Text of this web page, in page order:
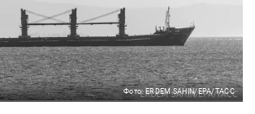
Фото: ERDEM SAHIN/EPA/ТАСС